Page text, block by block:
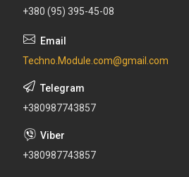
+380 (95) 395-45-08
Techno.Module.com@gmail.com
+380987743857
+380987743857